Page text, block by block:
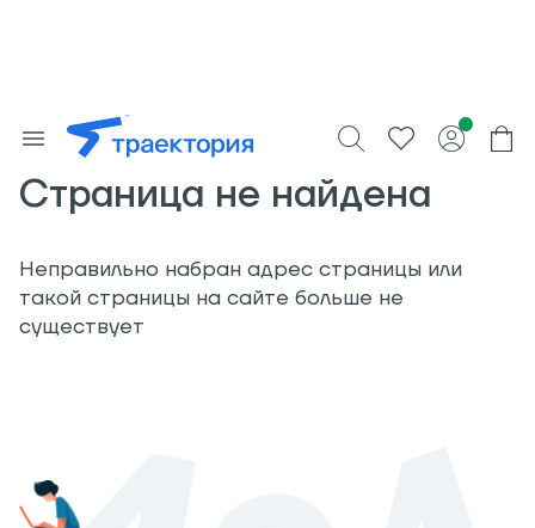
Страница не найдена
Неправильно набран адрес страницы или
такой страницы на сайте больше не
существует